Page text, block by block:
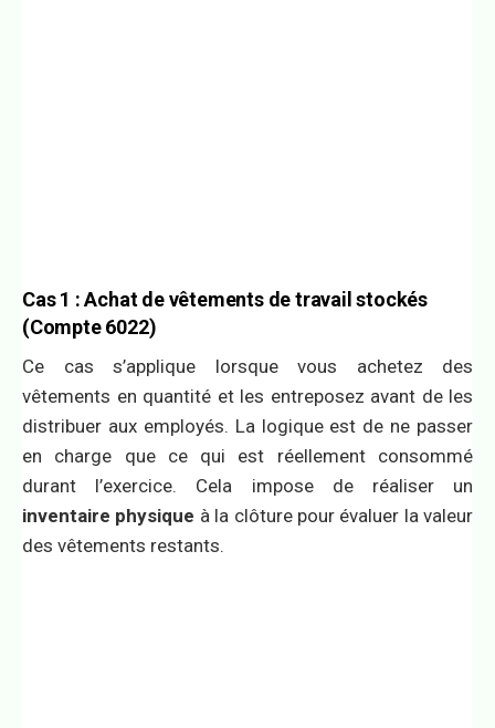
Cas 1 : Achat de vêtements de travail stockés
(Compte 6022)
Ce cas s’applique lorsque vous achetez des
vêtements en quantité et les entreposez avant de les
distribuer aux employés. La logique est de ne passer
en charge que ce qui est réellement consommé
durant l’exercice. Cela impose de réaliser un
inventaire physique à la clôture pour évaluer la valeur
des vêtements restants.